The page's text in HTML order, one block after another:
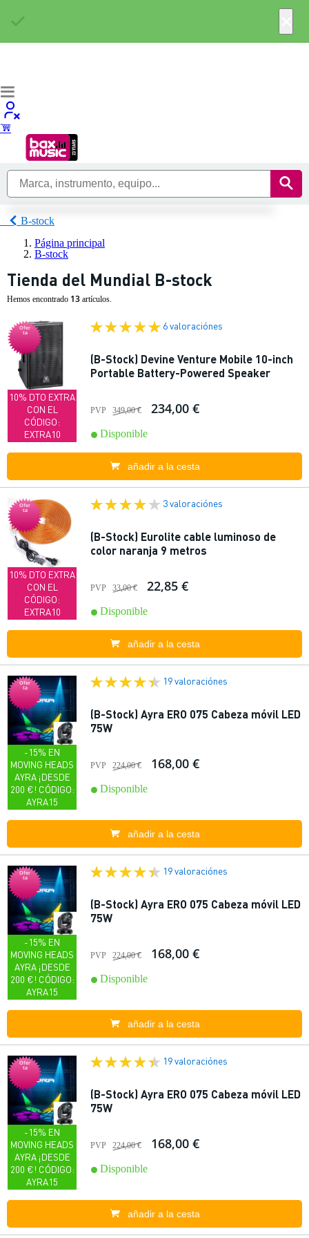
B-stock
Página principal
B-stock
Tienda del Mundial B-stock
Hemos encontrado 13 artículos.
Ofer
ta
10% DTO EXTRA
CON EL
CÓDIGO:
EXTRA10
6 valoraciónes
(B-Stock) Devine Venture Mobile 10-inch
Portable Battery-Powered Speaker
PVP 349,00 € 234,00 €
Disponible
añadir a la cesta
Ofer
ta
10% DTO EXTRA
CON EL
CÓDIGO:
EXTRA10
3 valoraciónes
(B-Stock) Eurolite cable luminoso de
color naranja 9 metros
PVP 33,00 € 22,85 €
Disponible
añadir a la cesta
Ofer
ta
-15% EN
MOVING HEADS
AYRA ¡DESDE
200 €! CÓDIGO:
AYRA15
19 valoraciónes
(B-Stock) Ayra ERO 075 Cabeza móvil LED
75W
PVP 224,00 € 168,00 €
Disponible
añadir a la cesta
Ofer
ta
-15% EN
MOVING HEADS
AYRA ¡DESDE
200 €! CÓDIGO:
AYRA15
19 valoraciónes
(B-Stock) Ayra ERO 075 Cabeza móvil LED
75W
PVP 224,00 € 168,00 €
Disponible
añadir a la cesta
Ofer
ta
-15% EN
MOVING HEADS
AYRA ¡DESDE
200 €! CÓDIGO:
AYRA15
19 valoraciónes
(B-Stock) Ayra ERO 075 Cabeza móvil LED
75W
PVP 224,00 € 168,00 €
Disponible
añadir a la cesta